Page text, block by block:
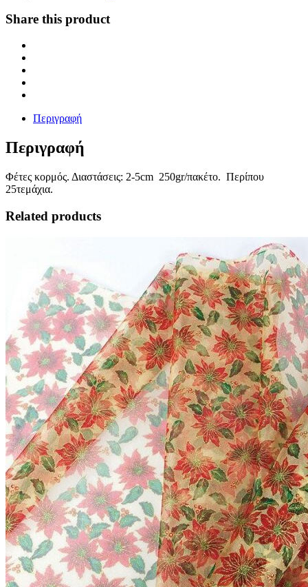
Share this product
Περιγραφή
Περιγραφή
Φέτες κορμός. Διαστάσεις: 2-5cm 250gr/πακέτο. Περίπου
25τεμάχια.
Related products